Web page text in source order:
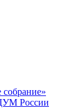
России